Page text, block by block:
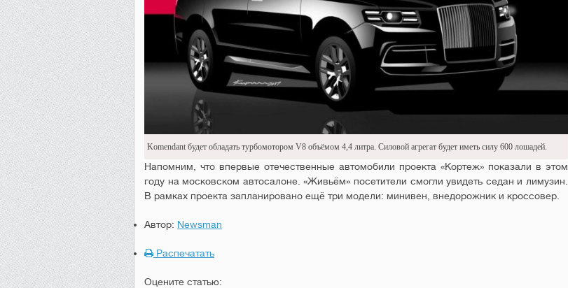
Komendant будет обладать турбомотором V8 объёмом 4,4 литра. Силовой агрегат будет иметь силу 600 лошадей.
Напомним, что впервые отечественные автомобили проекта «Кортеж» показали в этом
году на московском автосалоне. «Живьём» посетители смогли увидеть седан и лимузин.
В рамках проекта запланировано ещё три модели: минивен, внедорожник и кроссовер.
Автор: Newsman
Распечатать
Оцените статью: